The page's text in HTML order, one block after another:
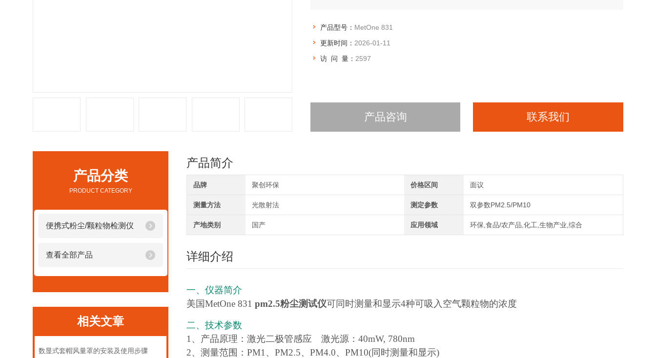
产品型号： MetOne 831
更新时间： 2026-01-11
访 问 量： 2597
产品咨询 联系我们
产品分类
PRODUCT CATEGORY
便携式粉尘/颗粒物检测仪
查看全部产品
相关文章
数显式套帽风量罩的安装及使用步骤
产品简介
品牌 聚创环保 价格区间 面议
测量方法 光散射法 测定参数 双参数PM2.5/PM10
产地类别 国产 应用领域 环保,食品/农产品,化工,生物产业,综合
详细介绍
一、仪器简介
美国MetOne 831 pm2.5粉尘测试仪可同时测量和显示4种可吸入空气颗粒物的浓度
二、技术参数
1、产品原理：激光二极管感应 激光源：40mW, 780nm
2、测量范围：PM1、PM2.5、PM4.0、PM10(同时测量和显示)